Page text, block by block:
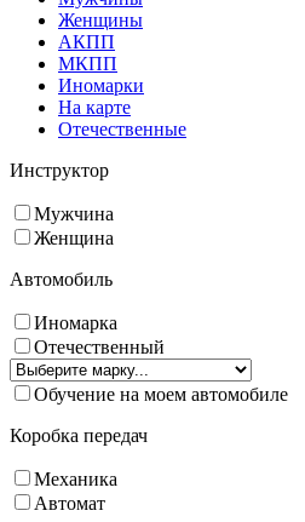
Женщины
АКПП
МКПП
Иномарки
На карте
Отечественные
Инструктор
Мужчина
Женщина
Автомобиль
Иномарка
Отечественный
Обучение на моем автомобиле
Коробка передач
Механика
Автомат